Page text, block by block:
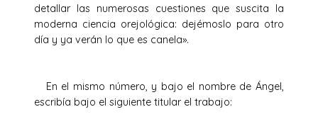
detallar las numerosas cuestiones que suscita la
moderna ciencia orejológica: dejémoslo para otro
día y ya verán lo que es canela».
En el mismo número, y bajo el nombre de Ángel,
escribía bajo el siguiente titular el trabajo: